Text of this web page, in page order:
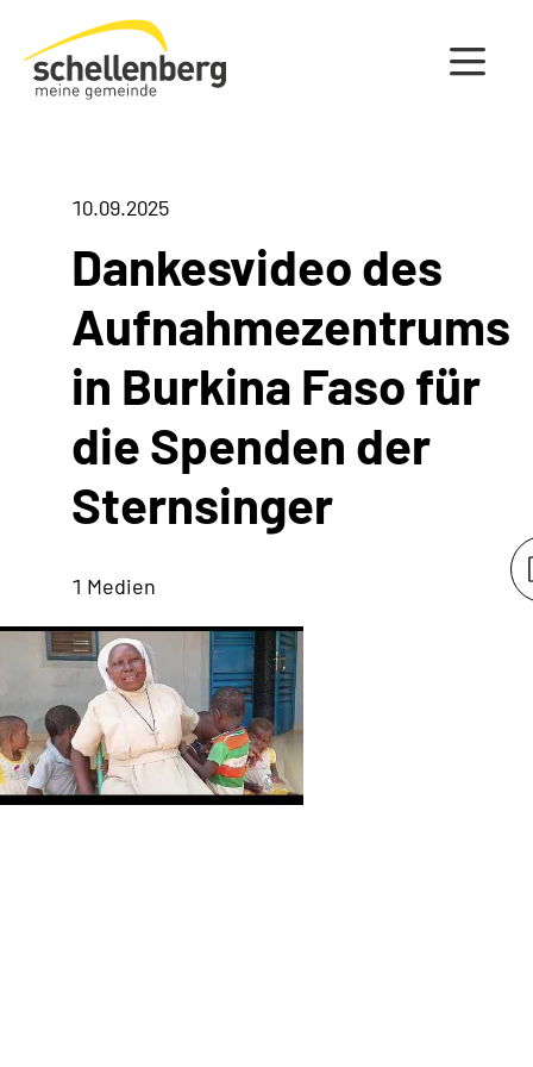
Gemeinde Schellenberg Startseite
10.09.2025
Dankesvideo des
Aufnahmezentrums
in Burkina Faso für
die Spenden der
Sternsinger
1 Medien